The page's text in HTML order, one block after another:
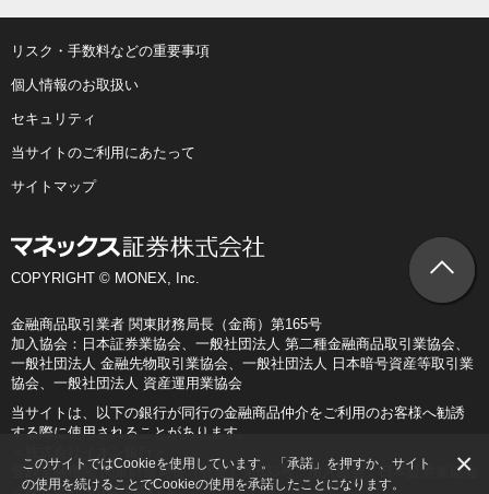
リスク・手数料などの重要事項
個人情報のお取扱い
セキュリティ
当サイトのご利用にあたって
サイトマップ
COPYRIGHT © MONEX, Inc.
金融商品取引業者 関東財務局長（金商）第165号
加入協会：日本証券業協会、一般社団法人 第二種金融商品取引業協会、
一般社団法人 金融先物取引業協会、一般社団法人 日本暗号資産等取引業
協会、一般社団法人 資産運用業協会
当サイトは、以下の銀行が同行の金融商品仲介をご利用のお客様へ勧誘
する際に使用されることがあります。
登録金融機関 関東財務局長（登金）第633号 加入協会：日本証券業協会
このサイトではCookieを使用しています。「承諾」を押すか、サイト
の使用を続けることでCookieの使用を承諾したことになります。
×